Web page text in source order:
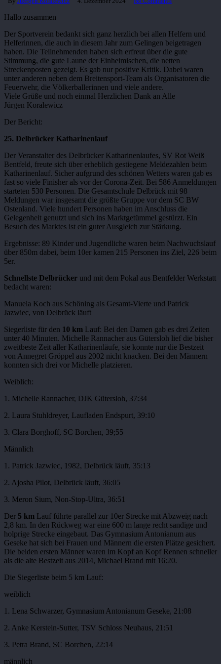
Hallo zusammen
Der Sportverein bedankt sich ganz herzlich bei allen Helfern und
Helferinnen, die auch in diesem Jahr zum Gelingen beigetragen
haben. Die Teilnehmenden haben sich erfreut über die gute
Stimmung, die gute Laune der Einheimischen, die netten
Streckenposten gezeigt. Es gab nur positive Kritik. Dabei waren
unter anderen neben dem Breitensport-Team als Organisatoren die
Feuerwehr, die Völkerballerinnen und viele andere.
Viele Grüße und noch einmal Herzlichen Dank an Alle
Jürgen Koralewicz
Der Bericht:
25. Delbrücker Katharinenlauf
Der Veranstalter des Delbrücker Katharinenlaufes, SV Rot Weiß
Bentfeld, freute sich über erheblich gestiegene Meldezahlen beim
Katharinenlauf. Sicher aufgrund des schönen Wetters waren gab es
fast so viele Finisher als vor der Corona-Zeit. Bei 586 Anmeldungen
starteten 530 Personen. Die Gesamtschule Delbrück mit 98
Meldungen war insgesamt die größte Gruppe vor dem SC BW
Ostenland. Viele hundert Personen haben im Anschluss die
Gelegenheit genutzt und sich ins Marktgetümmel gestürzt. Ein
Besuch des Marktes ist ein guter Ausgleich zur Stärkung.
Ergebnisse: 89 Kinder und Jugendliche waren beim Nachwuchslauf
über 850m dabei, beim 10er kamen 215 Personen ins Ziel, 226 beim
5er.
Schnellste Delbrücker und mit dem Pokal aus Bentfelder Werkstatt
bedacht waren:
Manuela Koch aus Schöning als Gesamt-Vierte und Patrick
Jazwiec, von Delbrück läuft
Siegerliste für den 10 km Lauf: Bei den Damen gab es drei Zeiten
unter 40 Minuten. Michelle Rannacher aus Gütersloh lief die bisher
zweitbeste Zeit aller Katharinenläufe, sie konnte nur die Bestzeit
von Annegret Gröppel aus 2002 nicht knacken. Bei den Männern
konnten sich drei vor Michelle platzieren.
Weiblich:
1. Michelle Rannacher, DJK Gütersloh, 37:34
2. Laura Stuhldreyer, Laufladen Endspurt, 39:10
3. Clara Borghoff, SC Borchen, 39;55
Männlich
1. Patrick Jazwiec, 1982, Delbrück läuft, 35:13
2. Ajosha Pilot, Delbrück läuft, 36:05
3. Meron Sium, Non-Stop-Ultra, 36:51
Der 5 km Lauf führte parallel zur 10er Strecke mit Abzweig nach
2,8 km. In den Rückweg war eine 600 m lange recht sandige und
holprige Strecke eingebaut. Das Gymnasium Antonianum aus
Geseke hat sich bei Frauen und Männern die ersten Plätze gesichert.
Die beiden ersten Männer waren im Kopf an Kopf Rennen schneller
als die alte Bestzeit aus 2014, Michael Brand mit 16:20.
Die Siegerliste beim 5 km Lauf:
weiblich
1. Lena Schwarzer, Gymnasium Antonianum Geseke, 21:08
2. Anke Kerstein-Sutter, TSV Schloss Neuhaus, 21:51
3. Petra Brand, SC Borchen, 22:14
männlich